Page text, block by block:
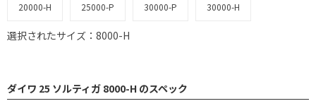
20000-H 25000-P 30000-P 30000-H
選択されたサイズ：8000-H
ダイワ 25 ソルティガ 8000-H のスペック